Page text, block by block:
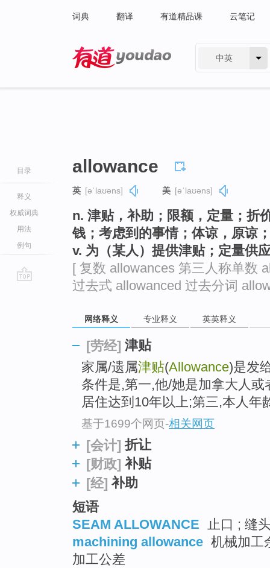
词典 翻译 有道精品课 云笔记
中英
目录
释义
权威词典
用法
例句
allowance
英 [əˈlaʊəns] 美 [əˈlaʊəns]
n. 津贴，补助；限额，定量；折
钱；考虑到的事情；体谅，原谅
v. 为（某人）提供津贴；定量供
[ 复数 allowances 第三人称单数
过去式 allowanced 过去分词
网络释义 专业释义 英英释义
[劳经] 津贴
家属/遗属津贴(Allowance)是发
条件是,第一,他/她是加拿大人
居住达到10年以上;第三,本人年
基于1699个网页-相关网页
[会计] 折让
[财政] 补贴
[经] 补助
短语
SEAM ALLOWANCE 止口 ; 缝
machining allowance 机械加工
加工公差